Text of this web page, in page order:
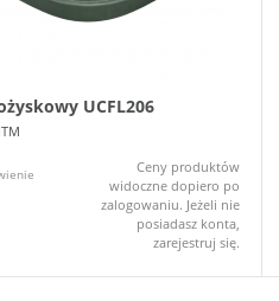
UCFL206
Ceny produktów
widoczne dopiero po
zalogowaniu. Jeżeli nie
posiadasz konta,
zarejestruj się.